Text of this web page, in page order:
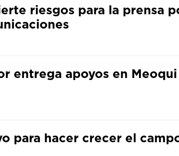
riesgos para la prensa
entrega apoyos en Meoqui
para hacer crecer el